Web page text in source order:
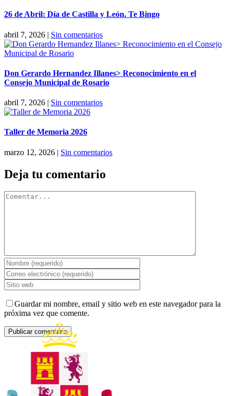
26 de Abril: Día de Castilla y León. Te Bingo
abril 7, 2026 | Sin comentarios
Don Gerardo Hernandez Illanes> Reconocimiento en el
Consejo Municipal de Rosario
abril 7, 2026 | Sin comentarios
Taller de Memoria 2026
marzo 12, 2026 | Sin comentarios
Deja tu comentario
Comentar
Guardar mi nombre, email y sitio web en este navegador para la
próxima vez que comente.